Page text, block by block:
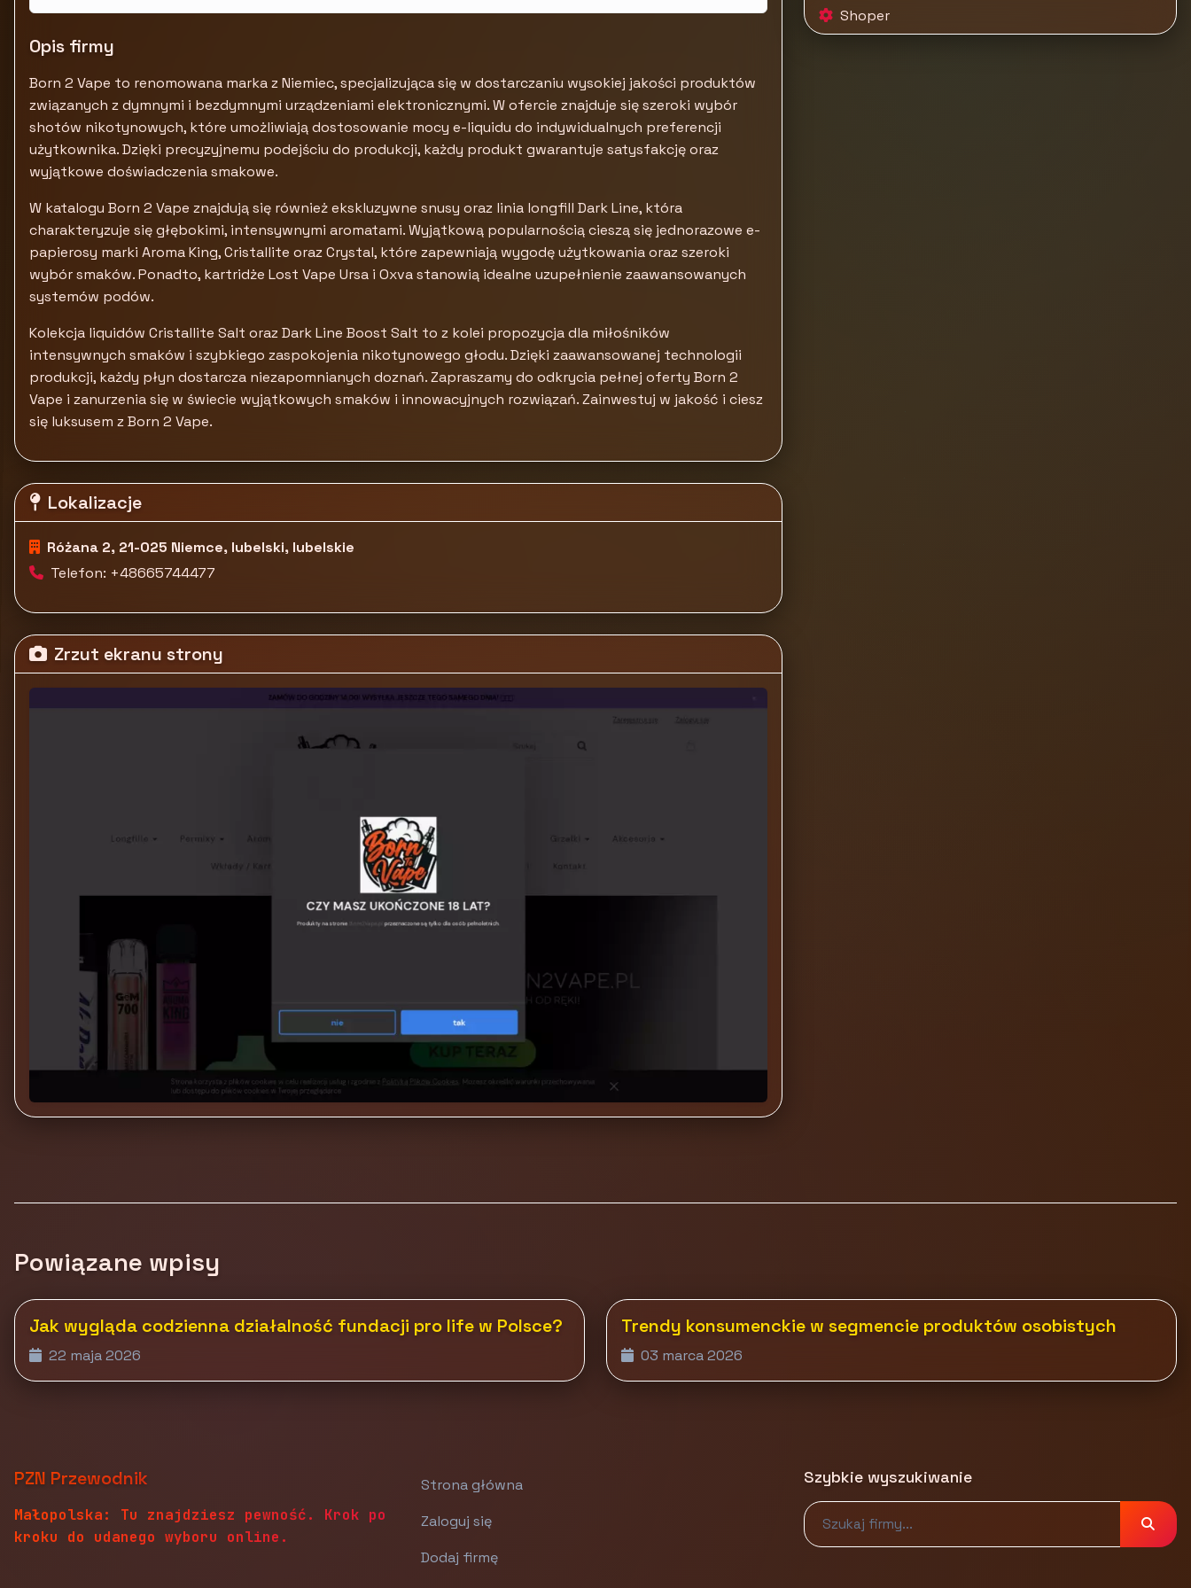
Opis firmy
Born 2 Vape to renomowana marka z Niemiec, specjalizująca się w dostarczaniu wysokiej jakości produktów
związanych z dymnymi i bezdymnymi urządzeniami elektronicznymi. W ofercie znajduje się szeroki wybór
shotów nikotynowych, które umożliwiają dostosowanie mocy e-liquidu do indywidualnych preferencji
użytkownika. Dzięki precyzyjnemu podejściu do produkcji, każdy produkt gwarantuje satysfakcję oraz
wyjątkowe doświadczenia smakowe.
W katalogu Born 2 Vape znajdują się również ekskluzywne snusy oraz linia longfill Dark Line, która
charakteryzuje się głębokimi, intensywnymi aromatami. Wyjątkową popularnością cieszą się jednorazowe e-
papierosy marki Aroma King, Cristallite oraz Crystal, które zapewniają wygodę użytkowania oraz szeroki
wybór smaków. Ponadto, kartridże Lost Vape Ursa i Oxva stanowią idealne uzupełnienie zaawansowanych
systemów podów.
Kolekcja liquidów Cristallite Salt oraz Dark Line Boost Salt to z kolei propozycja dla miłośników
intensywnych smaków i szybkiego zaspokojenia nikotynowego głodu. Dzięki zaawansowanej technologii
produkcji, każdy płyn dostarcza niezapomnianych doznań. Zapraszamy do odkrycia pełnej oferty Born 2
Vape i zanurzenia się w świecie wyjątkowych smaków i innowacyjnych rozwiązań. Zainwestuj w jakość i ciesz
się luksusem z Born 2 Vape.
Lokalizacje
Różana 2, 21-025 Niemce, lubelski, lubelskie
Telefon: +48665744477
Zrzut ekranu strony
Shoper
Powiązane wpisy
Jak wygląda codzienna działalność fundacji pro life w Polsce?
22 maja 2026
Trendy konsumenckie w segmencie produktów osobistych
03 marca 2026
PZN Przewodnik
Małopolska: Tu znajdziesz pewność. Krok po
kroku do udanego wyboru online.
Strona główna
Zaloguj się
Dodaj firmę
Szybkie wyszukiwanie